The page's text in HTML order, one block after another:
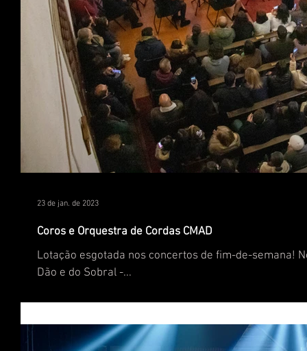
Coros e Orquestra de Cordas CMAD
Lotação esgotada nos concertos de fim-de-semana!
Dão e do Sobral -...
23 de jan. de 2023